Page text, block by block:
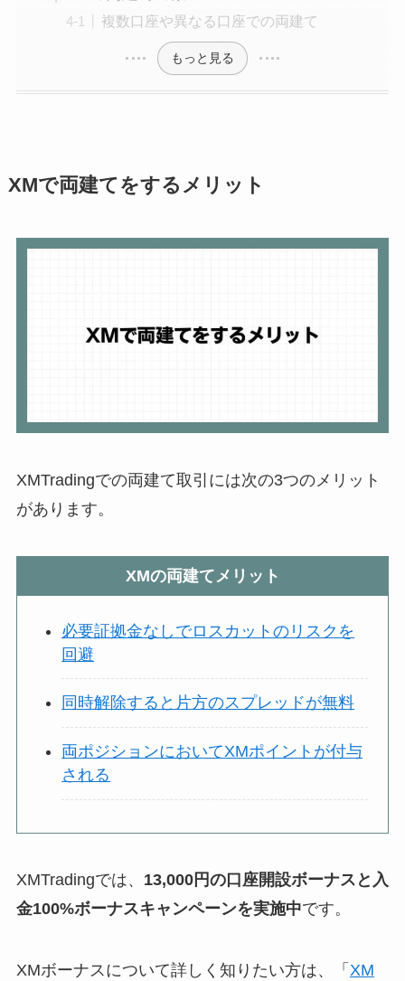
複数口座や異なる口座での両建て
もっと見る
XMで両建てをするメリット
XMTradingでの両建て取引には次の3つのメリット
があります。
XMの両建てメリット
必要証拠金なしでロスカットのリスクを
回避
同時解除すると片方のスプレッドが無料
両ポジションにおいてXMポイントが付与
される
XMTradingでは、 13,000円の口座開設ボーナスと入
金100%ボーナスキャンペーンを実施中です。
XMボーナスについて詳しく知りたい方は、「 XM